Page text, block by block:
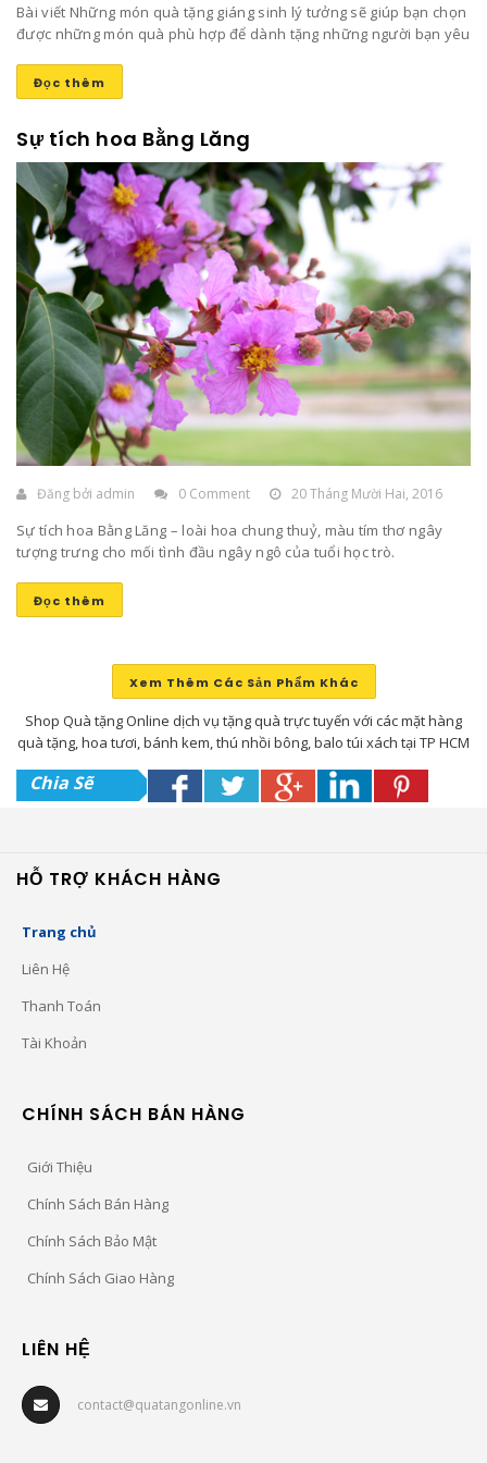
Bài viết Những món quà tặng giáng sinh lý tưởng sẽ giúp bạn chọn
được những món quà phù hợp để dành tặng những người bạn yêu
này nhé!
Đọc thêm
Sự tích hoa Bằng Lăng
Đăng bởi admin 0 Comment 20 Tháng Mười Hai, 2016
Sự tích hoa Bằng Lăng – loài hoa chung thuỷ, màu tím thơ ngây
tượng trưng cho mối tình đầu ngây ngô của tuổi học trò.
Đọc thêm
Xem Thêm Các Sản Phẩm Khác
Shop Quà tặng Online dịch vụ tặng quà trực tuyến với các mặt hàng
quà tặng, hoa tươi, bánh kem, thú nhồi bông, balo túi xách tại TP HCM
Chia Sẽ
HỖ TRỢ KHÁCH HÀNG
Trang chủ
Liên Hệ
Thanh Toán
Tài Khoản
CHÍNH SÁCH BÁN HÀNG
Giới Thiệu
Chính Sách Bán Hàng
Chính Sách Bảo Mật
Chính Sách Giao Hàng
LIÊN HỆ
contact@quatangonline.vn